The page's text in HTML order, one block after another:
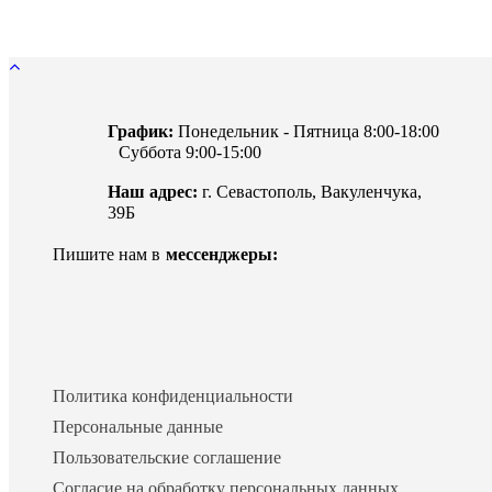
График: Понедельник - Пятница 8:00-18:00
Суббота 9:00-15:00
Наш адрес: г. Севастополь, Вакуленчука,
39Б
Пишите нам в мессенджеры:
Политика конфиденциальности
Персональные данные
Пользовательские соглашение